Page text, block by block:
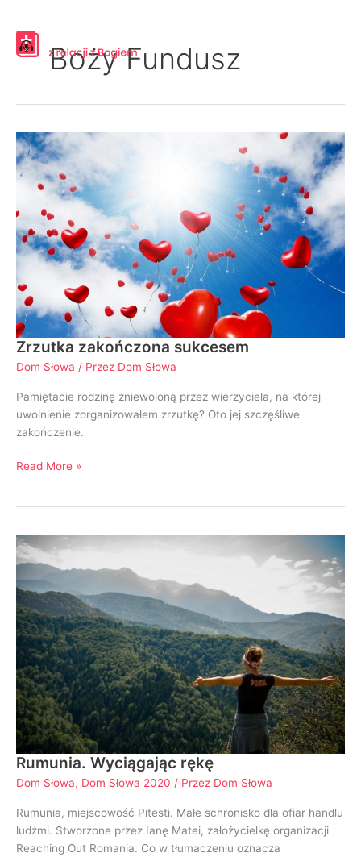
treści
Boży Fundusz
Zrzutka zakończona sukcesem
Dom Słowa / Przez Dom Słowa
Pamiętacie rodzinę zniewoloną przez wierzyciela, na której
uwolnienie zorganizowałem zrzutkę? Oto jej szczęśliwe
zakończenie.
Zrzutka
zakończona
sukcesem
Read More »
Rumunia. Wyciągając rękę
Dom Słowa, Dom Słowa 2020 / Przez Dom Słowa
Rumunia, miejscowość Pitesti. Małe schronisko dla ofiar handlu
ludźmi. Stworzone przez Ianę Matei, założycielkę organizacji
Reaching Out Romania. Co w tłumaczeniu oznacza
Rumunia.
Wyciągając
rękę